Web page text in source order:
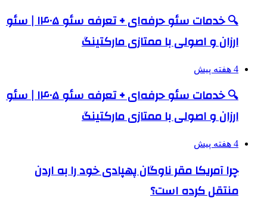
🔍 خدمات سئو حرفه‌ای + تعرفه سئو ۱۴۰۵ | سئو
ارزان و اصولی با ممتازی مارکتینگ
4 هفته پیش
🔍 خدمات سئو حرفه‌ای + تعرفه سئو ۱۴۰۵ | سئو
ارزان و اصولی با ممتازی مارکتینگ
4 هفته پیش
چرا آمریکا مقر ناوگان پهپادی خود را به اردن
منتقل کرده است؟